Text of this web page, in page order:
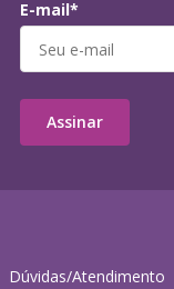
Dúvidas/Atendimento
E-mail*
Assinar